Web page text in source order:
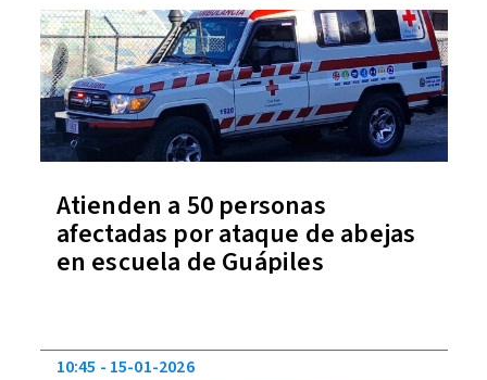
Atienden a 50 personas
afectadas por ataque de abejas
en escuela de Guápiles
10:45 15-01-2026